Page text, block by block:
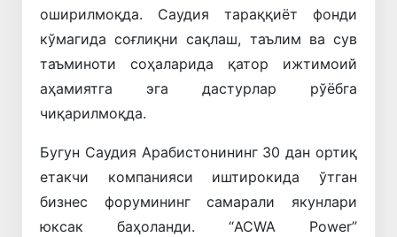
оширилмоқда. Саудия тараққиёт фонди
кўмагида соғлиқни сақлаш, таълим ва сув
таъминоти соҳаларида қатор ижтимоий
аҳамиятга эга дастурлар рўёбга
чиқарилмоқда.
Бугун Саудия Арабистонининг 30 дан ортиқ
етакчи компанияси иштирокида ўтган
бизнес форумининг самарали якунлари
юксак баҳоланди. “ACWA Power”